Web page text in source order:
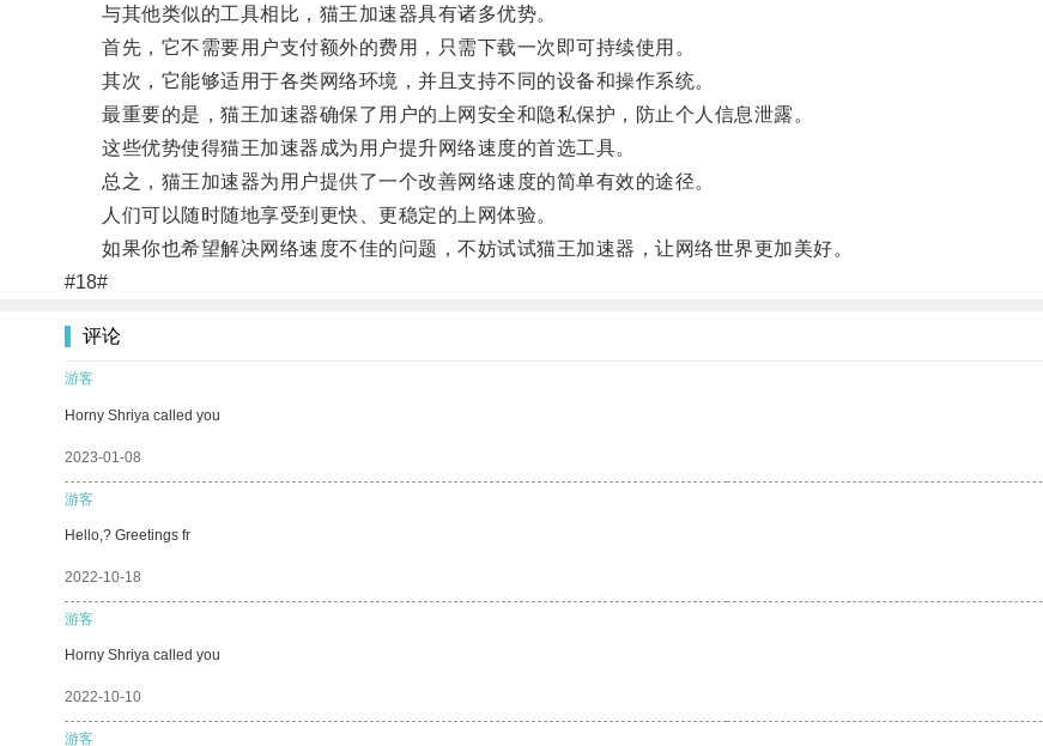
与其他类似的工具相比，猫王加速器具有诸多优势。
首先，它不需要用户支付额外的费用，只需下载一次即可持续使用。
其次，它能够适用于各类网络环境，并且支持不同的设备和操作系统。
最重要的是，猫王加速器确保了用户的上网安全和隐私保护，防止个人信息泄露。
这些优势使得猫王加速器成为用户提升网络速度的首选工具。
总之，猫王加速器为用户提供了一个改善网络速度的简单有效的途径。
人们可以随时随地享受到更快、更稳定的上网体验。
如果你也希望解决网络速度不佳的问题，不妨试试猫王加速器，让网络世界更加美好。
#18#
评论
游客
Horny Shriya called you
2023-01-08
游客
Hello,? Greetings fr
2022-10-18
游客
Horny Shriya called you
2022-10-10
游客